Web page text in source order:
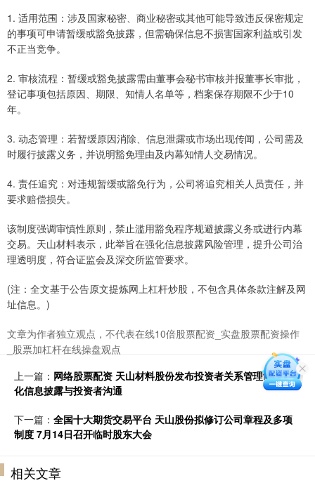
1. 适用范围：涉及国家秘密、商业秘密或其他可能导致违反保密规定
的事项可申请暂缓或豁免披露，但需确保信息不损害国家利益或引发
不正当竞争。
2. 审核流程：暂缓或豁免披露需由董事会秘书审核并报董事长审批，
登记事项包括原因、期限、知情人名单等，档案保存期限不少于10
年。
3. 动态管理：若暂缓原因消除、信息泄露或市场出现传闻，公司需及
时履行披露义务，并说明豁免理由及内幕知情人交易情况。
4. 责任追究：对违规暂缓或豁免行为，公司将追究相关人员责任，并
要求赔偿损失。
该制度强调审慎性原则，禁止滥用豁免程序规避披露义务或进行内幕
交易。天山材料表示，此举旨在强化信息披露风险管理，提升公司治
理透明度，符合证监会及深交所监管要求。
(注：全文基于公告原文提炼网上杠杆炒股，不包含具体条款注解及网
址信息。)
文章为作者独立观点，不代表在线10倍股票配资_实盘股票配资操作
_股票加杠杆在线操盘观点
上一篇： 网络股票配资 天山材料股份发布投资者关系管理制度 强
化信息披露与投资者沟通
下一篇： 全国十大期货交易平台 天山股份拟修订公司章程及多项
制度 7月14日召开临时股东大会
相关文章